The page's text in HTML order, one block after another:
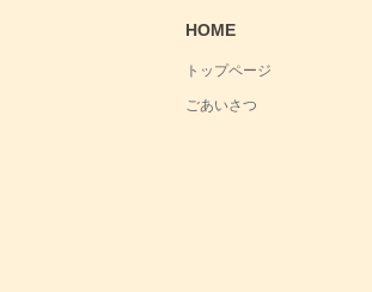
HOME
トップページ
ごあいさつ